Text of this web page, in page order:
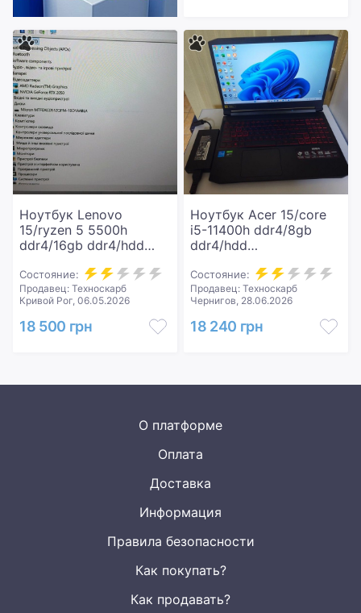
Ноутбук Lenovo
15/ryzen 5 5500h
ddr4/16gb ddr4/hdd
gb/geforce rtx2050 4gb
Состояние:
Продавец: Техноскарб
Кривой Рог, 06.05.2026
18 500 грн
Ноутбук Acer 15/core
i5-11400h ddr4/8gb
ddr4/hdd
gb/geforce gtx1650 4gb
Состояние:
Продавец: Техноскарб
Чернигов, 28.06.2026
18 240 грн
О платформе
Оплата
Доставка
Информация
Правила безопасности
Как покупать?
Как продавать?